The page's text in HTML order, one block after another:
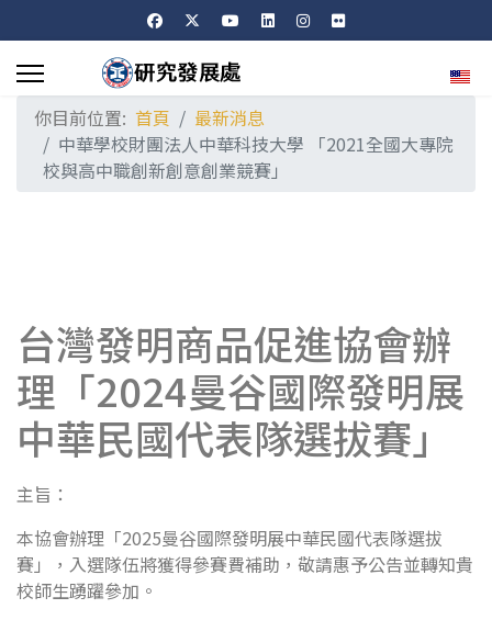
選擇
你目前位置: 首頁
最新消息
中華學校財團法人中華科技大學 「2021全國大專院
校與高中職創新創意創業競賽」
台灣發明商品促進協會辦
理「2024曼谷國際發明展
中華民國代表隊選拔賽」
主旨：
本協會辦理「2025曼谷國際發明展中華民國代表隊選拔
賽」，入選隊伍將獲得參賽費補助，敬請惠予公告並轉知貴
校師生踴躍參加。